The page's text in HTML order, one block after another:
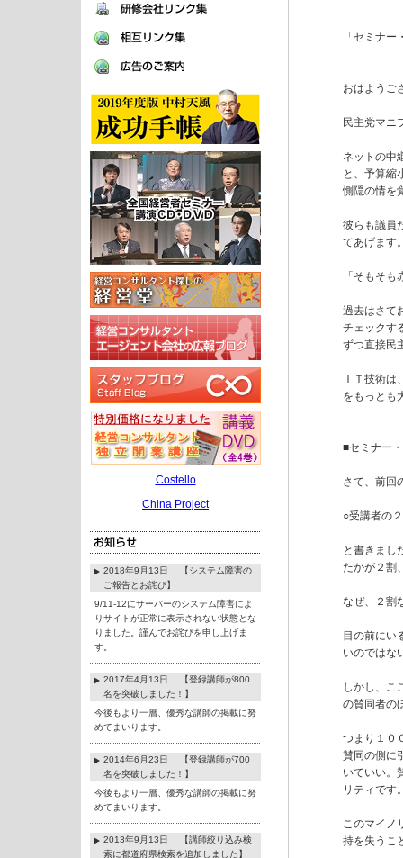
Costello
China Project
2018年9月13日 【システム障害の
ご報告とお詫び】
9/11-12にサーバーのシステム障害によ
りサイトが正常に表示されない状態とな
りました。謹んでお詫びを申し上げま
す。
2017年4月13日 【登録講師が800
名を突破しました！】
今後もより一層、優秀な講師の掲載に努
めてまいります。
2014年6月23日 【登録講師が700
名を突破しました！】
今後もより一層、優秀な講師の掲載に努
めてまいります。
2013年9月13日 【講師絞り込み検
索に都道府県検索を追加しました】
「セミナ
おはようご
民主党マニ
ネットの中
と、予算縮
惻隠の情を
彼らも議員
てあげます
「そもそ
過去はさて
チェックす
ずつ直接民
ＩＴ技術
をもっとも
■セミナー
さて、前回
○受講者の
と書きまし
たかが２割
なぜ、２割
目の前にい
いのではな
しかし、こ
の賛同者の
つまり１０
賛同の側に
いていい。
リティです
このマイノ
持を失うこ